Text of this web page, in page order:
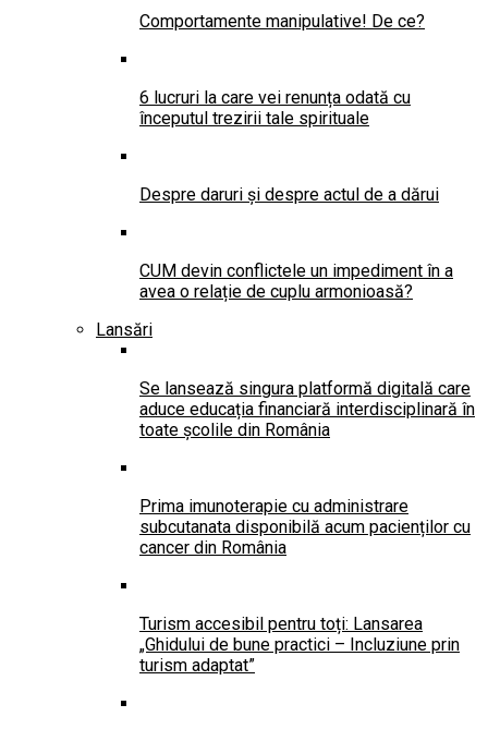
Comportamente manipulative! De ce?
6 lucruri la care vei renunța odată cu
începutul trezirii tale spirituale
Despre daruri și despre actul de a dărui
CUM devin conflictele un impediment în a
avea o relație de cuplu armonioasă?
Lansări
Se lansează singura platformă digitală care
aduce educația financiară interdisciplinară în
toate școlile din România
Prima imunoterapie cu administrare
subcutanata disponibilă acum pacienților cu
cancer din România
Turism accesibil pentru toți: Lansarea
„Ghidului de bune practici – Incluziune prin
turism adaptat”